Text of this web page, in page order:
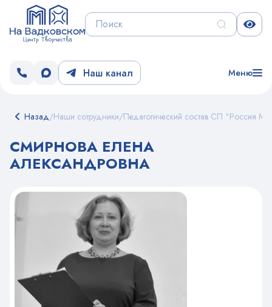
Наш канал Меню
Назад/Наши сотрудники/Педагогический состав СП "Россия
СМИРНОВА ЕЛЕНА
АЛЕКСАНДРОВНА